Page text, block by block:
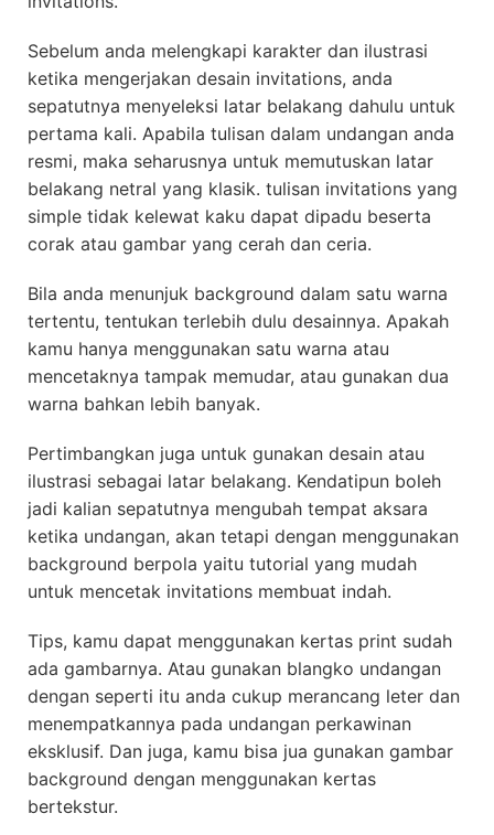
Sebelum anda melengkapi karakter dan ilustrasi
ketika mengerjakan desain invitations, anda
sepatutnya menyeleksi latar belakang dahulu untuk
pertama kali. Apabila tulisan dalam undangan anda
resmi, maka seharusnya untuk memutuskan latar
belakang netral yang klasik. tulisan invitations yang
simple tidak kelewat kaku dapat dipadu beserta
corak atau gambar yang cerah dan ceria.
Bila anda menunjuk background dalam satu warna
tertentu, tentukan terlebih dulu desainnya. Apakah
kamu hanya menggunakan satu warna atau
mencetaknya tampak memudar, atau gunakan dua
warna bahkan lebih banyak.
Pertimbangkan juga untuk gunakan desain atau
ilustrasi sebagai latar belakang. Kendatipun boleh
jadi kalian sepatutnya mengubah tempat aksara
ketika undangan, akan tetapi dengan menggunakan
background berpola yaitu tutorial yang mudah
untuk mencetak invitations membuat indah.
Tips, kamu dapat menggunakan kertas print sudah
ada gambarnya. Atau gunakan blangko undangan
dengan seperti itu anda cukup merancang leter dan
menempatkannya pada undangan perkawinan
eksklusif. Dan juga, kamu bisa jua gunakan gambar
background dengan menggunakan kertas
bertekstur.